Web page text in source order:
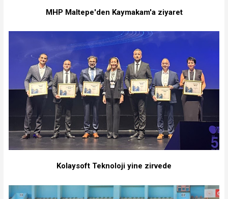
MHP Maltepe'den Kaymakam'a ziyaret
Kolaysoft Teknoloji yine zirvede